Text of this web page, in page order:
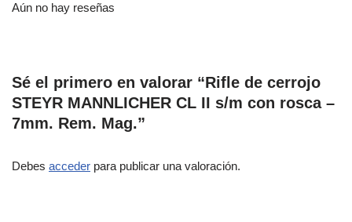
Aún no hay reseñas
Sé el primero en valorar “Rifle de cerrojo
STEYR MANNLICHER CL II s/m con rosca –
7mm. Rem. Mag.”
Debes acceder para publicar una valoración.